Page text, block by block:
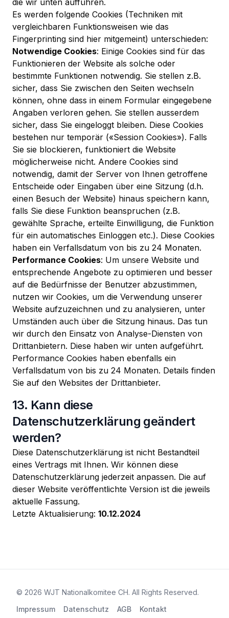
die wir unten aufführen.
Es werden folgende Cookies (Techniken mit
vergleichbaren Funktionsweisen wie das
Fingerprinting sind hier mitgemeint) unterschieden:
Notwendige Cookies: Einige Cookies sind für das
Funktionieren der Website als solche oder
bestimmte Funktionen notwendig. Sie stellen z.B.
sicher, dass Sie zwischen den Seiten wechseln
können, ohne dass in einem Formular eingegebene
Angaben verloren gehen. Sie stellen ausserdem
sicher, dass Sie eingeloggt bleiben. Diese Cookies
bestehen nur temporär («Session Cookies»). Falls
Sie sie blockieren, funktioniert die Website
möglicherweise nicht. Andere Cookies sind
notwendig, damit der Server von Ihnen getroffene
Entscheide oder Eingaben über eine Sitzung (d.h.
einen Besuch der Website) hinaus speichern kann,
falls Sie diese Funktion beanspruchen (z.B.
gewählte Sprache, erteilte Einwilligung, die Funktion
für ein automatisches Einloggen etc.). Diese Cookies
haben ein Verfallsdatum von bis zu 24 Monaten.
Performance Cookies: Um unsere Website und
entsprechende Angebote zu optimieren und besser
auf die Bedürfnisse der Benutzer abzustimmen,
nutzen wir Cookies, um die Verwendung unserer
Website aufzuzeichnen und zu analysieren, unter
Umständen auch über die Sitzung hinaus. Das tun
wir durch den Einsatz von Analyse-Diensten von
Drittanbietern. Diese haben wir unten aufgeführt.
Performance Cookies haben ebenfalls ein
Verfallsdatum von bis zu 24 Monaten. Details finden
Sie auf den Websites der Drittanbieter.
13. Kann diese
Datenschutzerklärung geändert
werden?
Diese Datenschutzerklärung ist nicht Bestandteil
eines Vertrags mit Ihnen. Wir können diese
Datenschutzerklärung jederzeit anpassen. Die auf
dieser Website veröffentlichte Version ist die jeweils
aktuelle Fassung.
Letzte Aktualisierung: 10.12.2024
© 2026 WJT Nationalkomitee CH. All Rights Reserved.
Impressum
Datenschutz AGB Kontakt